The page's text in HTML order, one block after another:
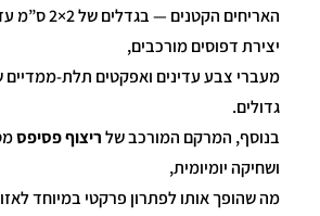
יצירת דפוסים מורכבים,
מעברי צבע עדינים ואפקטים תלת-ממדיים
גדולים.
בנוסף, המרקם המורכב שלריצוף פסיפס
ושחיקה יומיומית,
מה שהופך אותו לפתרון פרקטי במיוחד